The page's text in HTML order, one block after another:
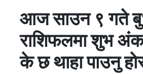
आज साउन ९ गते
राशिफलमा शुभ
के छ थाहा पाउनु